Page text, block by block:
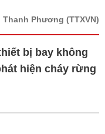
Thanh Phương (TTXVN)
bị bay không
hiện cháy rừng